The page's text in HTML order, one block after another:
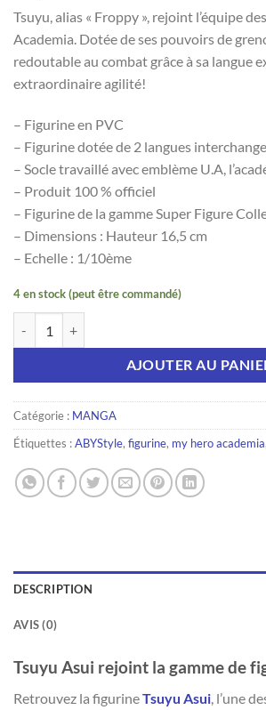
Tsuyu, alias « Froppy », rejoint l’équipe
Academia. Dotée de ses pouvoirs de
redoutable au combat grâce à sa langue
extraordinaire agilité!
– Figurine en PVC
– Figurine dotée de 2 langues
– Socle travaillé avec emblème U.A,
– Produit 100 % officiel
– Figurine de la gamme Super Figure
– Dimensions : Hauteur 16,5 cm
– Echelle : 1/10ème
4 en stock (peut être commandé)
AJOUTER AU
Catégorie : MANGA
Étiquettes :ABYStyle, figurine, my hero academia,
DESCRIPTION
AVIS (0)
Tsuyu Asui rejoint la gamme de
Retrouvez la figurineTsuyu Asui , l’une